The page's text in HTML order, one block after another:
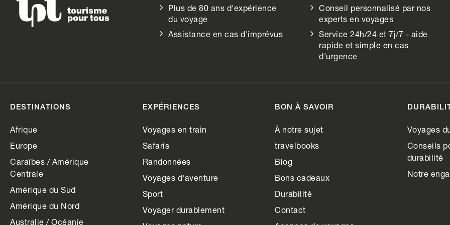
Plus de 80 ans d'expérience
du voyage
Conseil personnalisé par nos
experts en voyages
Assistance en cas d'imprévus
Service 24h/24 et 7j/7 - aide
rapide et simple en cas
d'urgence
DESTINATIONS
Afrique
Europe
Caraïbes / Amérique
Centrale
Amérique du Sud
Amérique du Nord
Australie / Océanie
EXPÉRIENCES
Voyages en train
Safaris
Randonnées
Voyages d'aventure
Sport
Voyager durablement
BON À SAVOIR
À notre sujet
travelbooks
Blog
Bons cadeaux
Durabilité
Contact
Voyages
Conseils
durabilité
Notre